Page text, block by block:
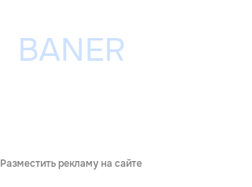
Разместить рекламу на сайте